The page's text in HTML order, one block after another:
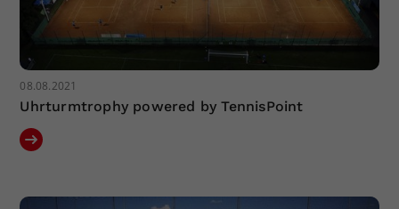
08.08.2021
Uhrturmtrophy powered by TennisPoint